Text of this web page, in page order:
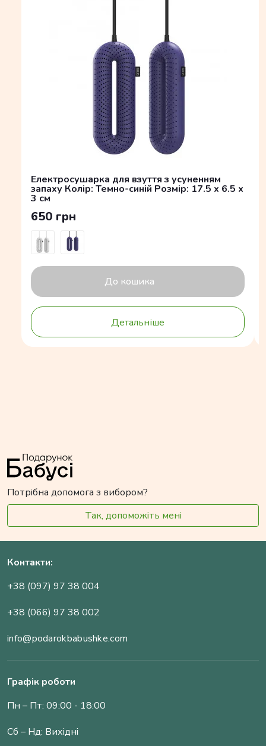
Електросушарка для взуття з усуненням
запаху Колір: Темно-синій Розмір: 17.5 x 6.5 x
3 см
650 грн
До кошика
Детальніше
Потрібна допомога з вибором?
Так, допоможіть мені
Контакти:
+38 (097) 97 38 004
+38 (066) 97 38 002
info@podarokbabushke.com
Графік роботи
Пн – Пт: 09:00 - 18:00
Сб – Нд: Вихідні